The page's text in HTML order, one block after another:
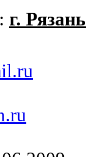
г. Рязань